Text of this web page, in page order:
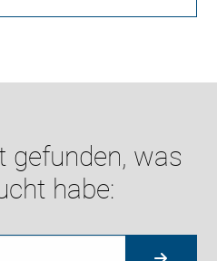
gefunden, was
habe: